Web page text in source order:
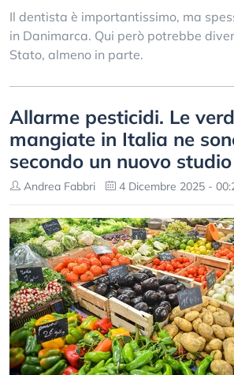
Il dentista è importantissimo, ma
in Danimarca. Qui però potrebbe
Stato, almeno in parte.
Allarme pesticidi. Le
mangiate in Italia ne
secondo un nuovo studio
Andrea Fabbri 4 Dicembre 2025 -